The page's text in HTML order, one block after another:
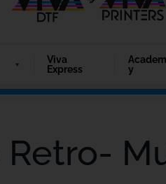
Viva
Express
Academ
y